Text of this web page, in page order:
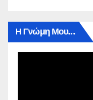
Η Γνώμη Μου…